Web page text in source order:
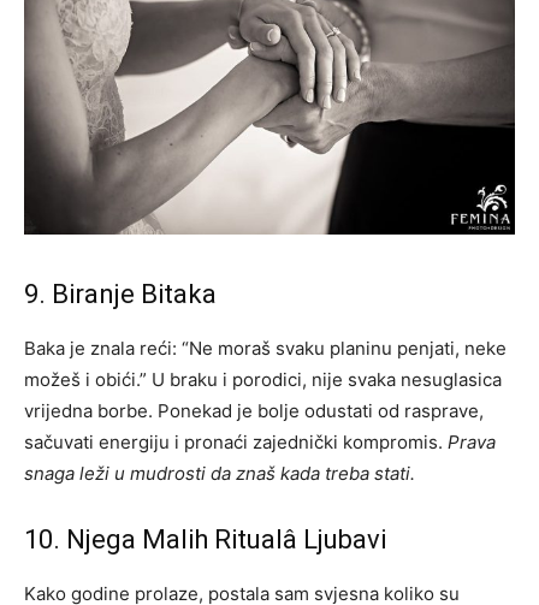
9. Biranje Bitaka
Baka je znala reći: “Ne moraš svaku planinu penjati, neke
možeš i obići.” U braku i porodici, nije svaka nesuglasica
vrijedna borbe. Ponekad je bolje odustati od rasprave,
sačuvati energiju i pronaći zajednički kompromis. Prava
snaga leži u mudrosti da znaš kada treba stati.
10. Njega Malih Ritualâ Ljubavi
Kako godine prolaze, postala sam svjesna koliko su